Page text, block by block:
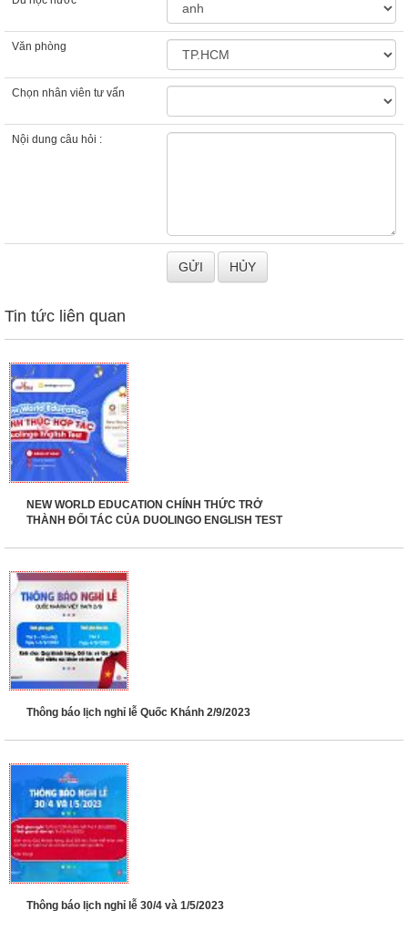
Văn phòng
Chọn nhân viên tư vấn
Nội dung câu hỏi :
Tin tức liên quan
NEW WORLD EDUCATION CHÍNH THỨC TRỞ
THÀNH ĐỐI TÁC CỦA DUOLINGO ENGLISH TEST
Thông báo lịch nghỉ lễ Quốc Khánh 2/9/2023
Thông báo lịch nghỉ lễ 30/4 và 1/5/2023